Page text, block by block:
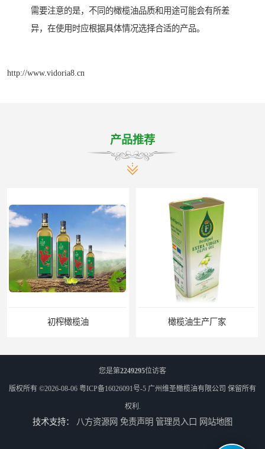
需要注意的是，不同的橄榄油品质和用途可能会有所差
异，在使用时应根据具体情况选择合适的产品。
http://www.vidoria8.cn
产品推荐
初榨橄榄油 橄榄油生产厂家
您是第2249295位访客
版权所有 ©2026-08-06 粤ICP备16026091号-5 广州维圣橄榄油有限公司 保留所有
权利.
技术支持： 八方资源网 免责声明 管理员入口 网站地图